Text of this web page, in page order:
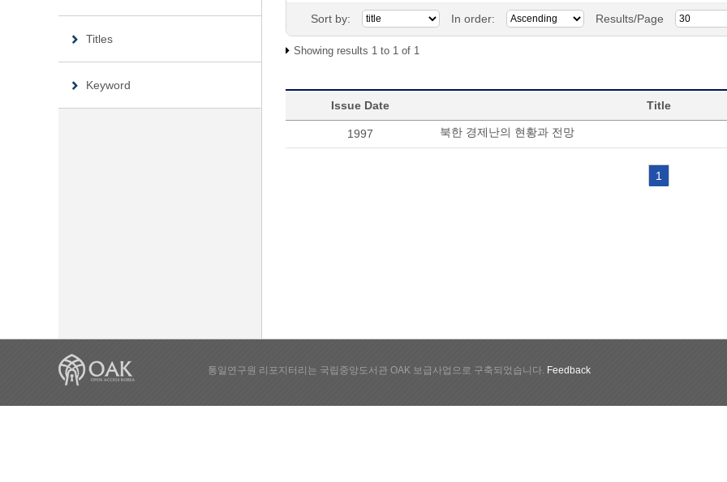
Titles
Keyword
Sort by: In order: Results/Page
Showing results 1 to 1 of 1
Issue Date Title
1997 북한 경제난의 현황과 전망
1
통일연구원 리포지터리는 국립중앙도서관 OAK 보급사업으로 구축되었습니다. Feedback